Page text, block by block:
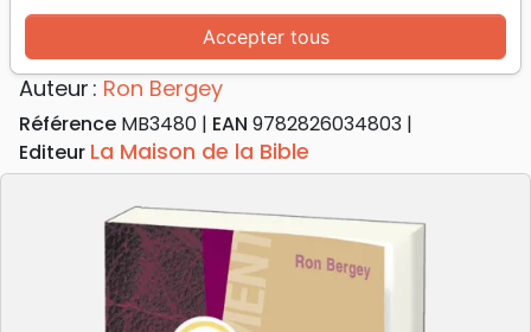
Découvrir Dieu à travers le
Pentateuque
Auteur : Ron Bergey
Référence MB3480 EAN 9782826034803
Editeur La Maison de la Bible
Accepter tous